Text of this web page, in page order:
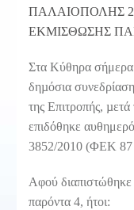
ΠΑΛΑΙΟΠΟΛΗΣ
ΕΚΜΙΣΘΩΣΗΣ
Στα Κύθηρα σήμερα
δηµόσια
της Επιτροπής,
επιδόθηκε
3852/2010 (ΦΕΚ 87
Αφού διαπιστώθηκε
παρόντα 4, ήτοι: